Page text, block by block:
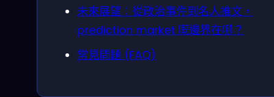
未來展望：從政治事件到名人推文，
prediction market 嘅邊界在哪？
常見問題 (FAQ)